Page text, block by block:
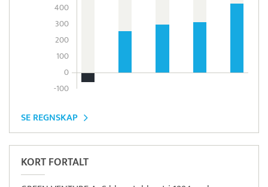
400
300
200
100
0
-100
SE REGNSKAP
KORT FORTALT